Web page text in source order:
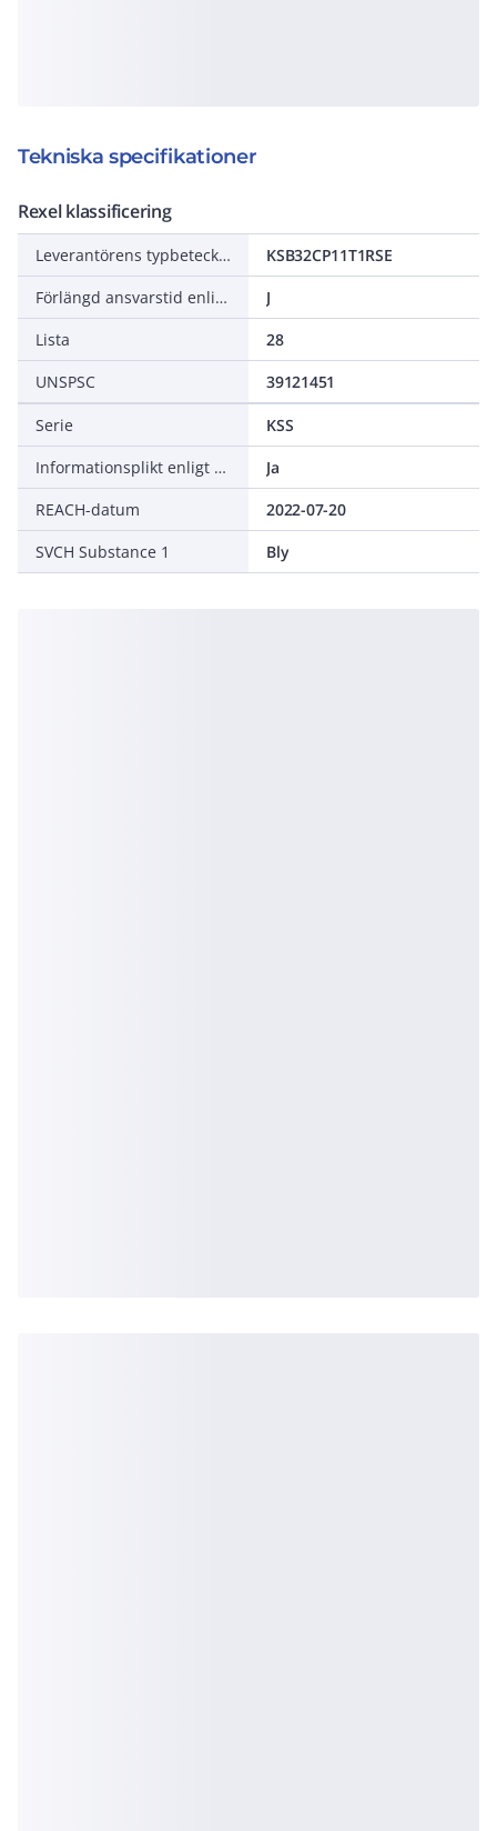
Tekniska specifikationer
Rexel klassificering
Leverantörens typbeteckning
KSB32CP11T1RSE
Förlängd ansvarstid enligt ALEM-09
J
Lista
28
UNSPSC
39121451
Serie
KSS
Informationsplikt enligt REACH
Ja
REACH-datum
2022-07-20
SVCH Substance 1
Bly